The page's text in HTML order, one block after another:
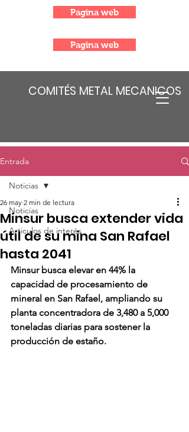
COMITÉS METAL MECANICOS
Pagina web
Pagina web
Entrada
Noticias
Articulos de interés
Noticias
Minsur busca extender vida
útil de su mina San Rafael
hasta 2041
26 may 2 min de lectura
Minsur busca elevar en 44% la
capacidad de procesamiento de
mineral en San Rafael, ampliando su
planta concentradora de 3,480 a 5,000
toneladas diarias para sostener la
producción de estaño.